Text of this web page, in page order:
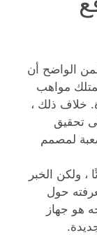
الواضح أن
مواهب
خلاف ذلك ،
تحقيق
لمصمم
، ولكن الخبر
حول
هو جهاز